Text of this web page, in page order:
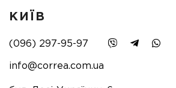
КИЇВ
(096) 297-95-97
info@correa.com.ua